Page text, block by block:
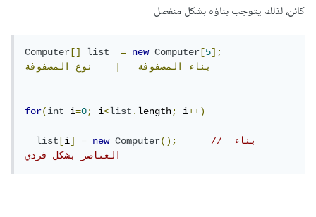
كائن، لذلك يتوجب بناؤه بشكل منفصل
Computer [] list = new Computer [5];
بناء
المصفوفة نوع المصفوفة
for(int i=0; i<list.length; i++)
list [i] = new Computer();
// بناء
العناصر بشكل فردي